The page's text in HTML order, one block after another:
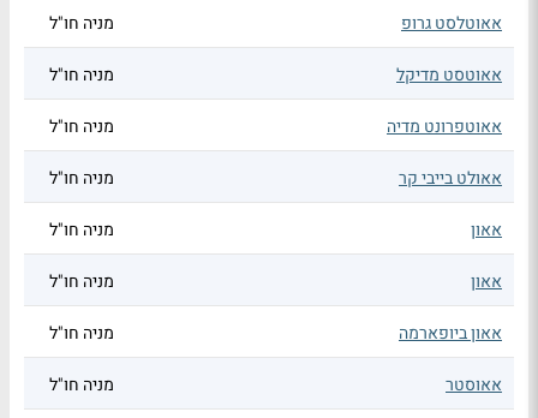
אאוטלסט גרופ מניה חו"ל
אאוטסט מדיקל מניה חו"ל
אאוטפרונט מדיה מניה חו"ל
אאולט בייבי קר מניה חו"ל
אאון מניה חו"ל
אאון מניה חו"ל
אאון ביופארמה מניה חו"ל
אאוסטר מניה חו"ל